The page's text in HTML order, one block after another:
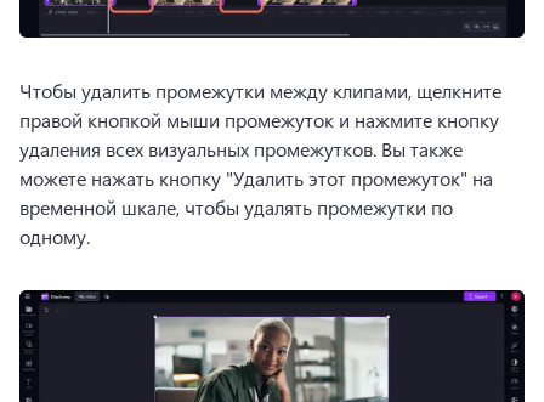
Чтобы удалить промежутки между клипами, щелкните
правой кнопкой мыши промежуток и нажмите кнопку
удаления всех визуальных промежутков. Вы также
можете нажать кнопку "Удалить этот промежуток" на
временной шкале, чтобы удалять промежутки по
одному.